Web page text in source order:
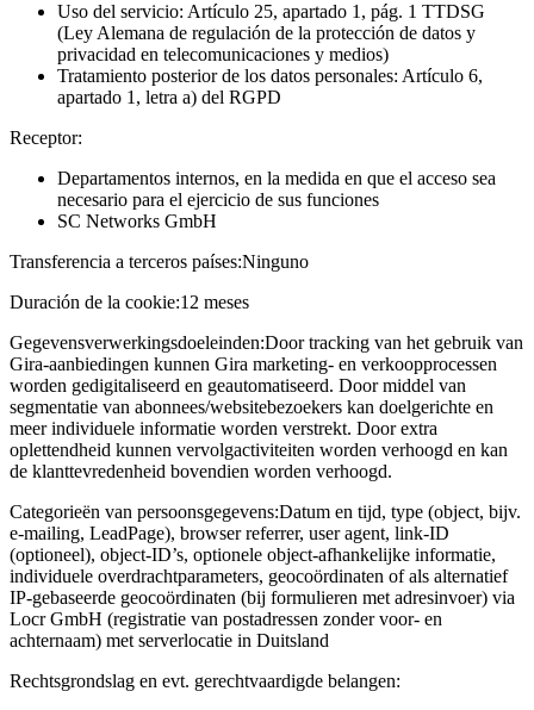
Uso del servicio: Artículo 25, apartado 1, pág. 1 TTDSG
(Ley Alemana de regulación de la protección de datos y
privacidad en telecomunicaciones y medios)
Tratamiento posterior de los datos personales: Artículo 6,
apartado 1, letra a) del RGPD
Receptor:
Departamentos internos, en la medida en que el acceso sea
necesario para el ejercicio de sus funciones
SC Networks GmbH
Transferencia a terceros países:Ninguno
Duración de la cookie:12 meses
Gegevensverwerkingsdoeleinden:Door tracking van het gebruik van
Gira-aanbiedingen kunnen Gira marketing- en verkoopprocessen
worden gedigitaliseerd en geautomatiseerd. Door middel van
segmentatie van abonnees/websitebezoekers kan doelgerichte en
meer individuele informatie worden verstrekt. Door extra
oplettendheid kunnen vervolgactiviteiten worden verhoogd en kan
de klanttevredenheid bovendien worden verhoogd.
Categorieën van persoonsgegevens:Datum en tijd, type (object, bijv.
e-mailing, LeadPage), browser referrer, user agent, link-ID
(optioneel), object-ID’s, optionele object-afhankelijke informatie,
individuele overdrachtparameters, geocoördinaten of als alternatief
IP-gebaseerde geocoördinaten (bij formulieren met adresinvoer) via
Locr GmbH (registratie van postadressen zonder voor- en
achternaam) met serverlocatie in Duitsland
Rechtsgrondslag en evt. gerechtvaardigde belangen: